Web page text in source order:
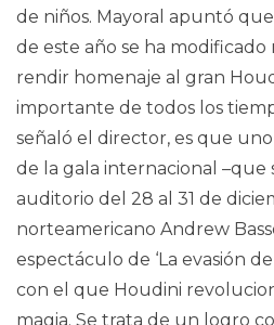
de niños. Mayoral apuntó
de este año se ha
rendir homenaje al gran
importante de todos los
señaló el director, es que
de la gala internacional –que
auditorio del 28 al 31 de
norteamericano Andrew
espectáculo de ‘La evasión
con el que Houdini
magia. Se trata de un logro